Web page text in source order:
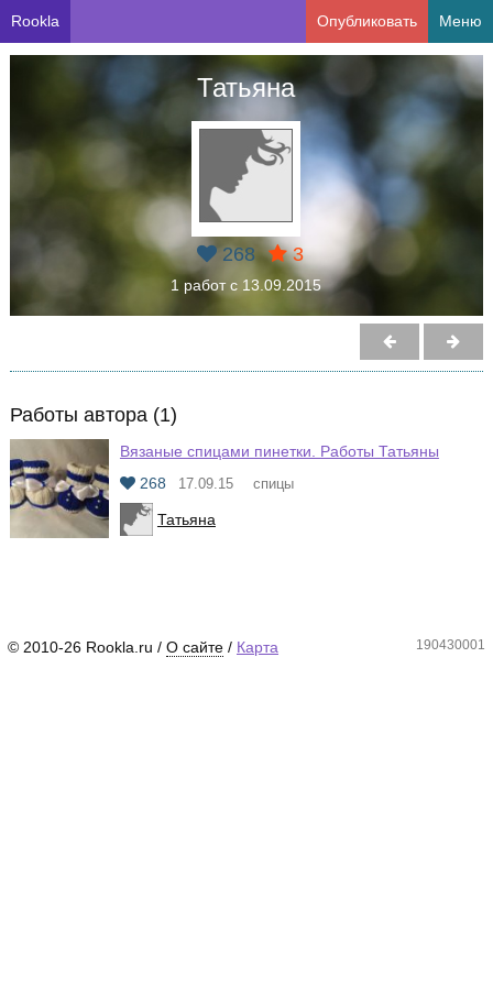
Rookla Опубликовать Меню
Татьяна
268 3
1 работ с 13.09.2015
Работы автора (1)
Вязаные спицами пинетки. Работы Татьяны
268
17.09.15 спицы
Татьяна
© 2010-26 Rookla.ru / О сайте / Карта 190430001